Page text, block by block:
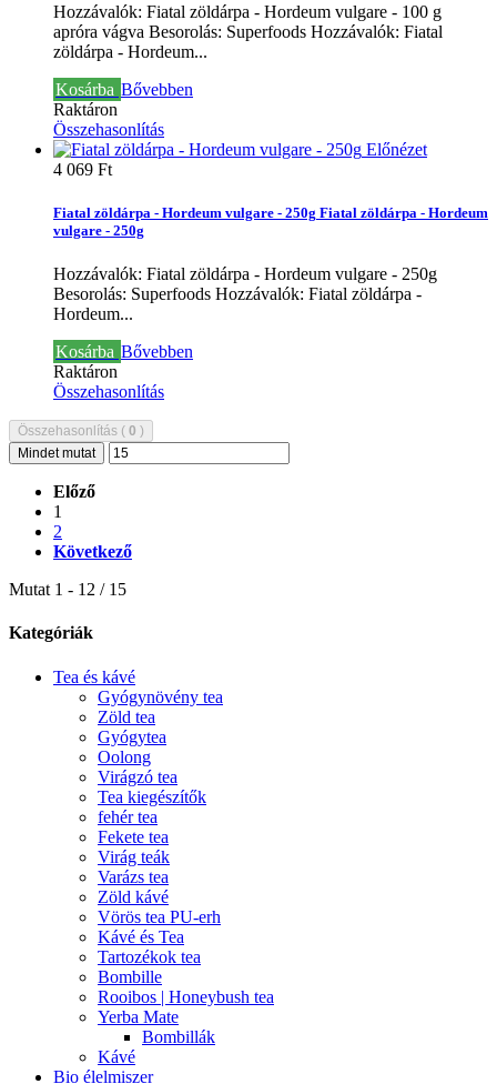
Hozzávalók: Fiatal zöldárpa - Hordeum vulgare - 100 g
apróra vágva Besorolás: Superfoods Hozzávalók: Fiatal
zöldárpa - Hordeum...
Kosárba Bővebben
Raktáron
Összehasonlítás
Előnézet
4 069 Ft‎
Fiatal zöldárpa - Hordeum vulgare - 250g Fiatal zöldárpa - Hordeum
vulgare - 250g
Hozzávalók: Fiatal zöldárpa - Hordeum vulgare - 250g
Besorolás: Superfoods Hozzávalók: Fiatal zöldárpa -
Hordeum...
Kosárba Bővebben
Raktáron
Összehasonlítás
Összehasonlítás ( 0 )
Mindet mutat
Előző
1
2
Következő
Mutat 1 - 12 / 15
Kategóriák
Tea és kávé
Gyógynövény tea
Zöld tea
Gyógytea
Oolong
Virágzó tea
Tea kiegészítők
fehér tea
Fekete tea
Virág teák
Varázs tea
Zöld kávé
Vörös tea PU-erh
Kávé és Tea
Tartozékok tea
Bombille
Rooibos | Honeybush tea
Yerba Mate
Bombillák
Kávé
Bio élelmiszer